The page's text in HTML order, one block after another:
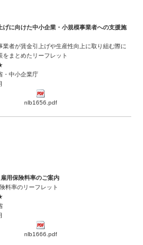
げに向けた中小企業・小規模事業者への支援施
業者が賃金引上げや生産性向上に取り組む際に
をまとめたリーフレット
・中小企業庁
nlb1656.pdf
用保険料率のご案内
料率のリーフレット
nlb1666.pdf